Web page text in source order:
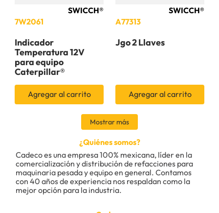
SWICCH®
7W2061
Indicador
Temperatura 12V
para equipo
Caterpillar®
Agregar al carrito
SWICCH®
A77313
Jgo 2 Llaves
Agregar al carrito
Mostrar más
¿Quiénes somos?
Cadeco es una empresa 100% mexicana, líder en la
comercialización y distribución de refacciones para
maquinaria pesada y equipo en general. Contamos
con 40 años de experiencia nos respaldan como la
mejor opción para la industria.